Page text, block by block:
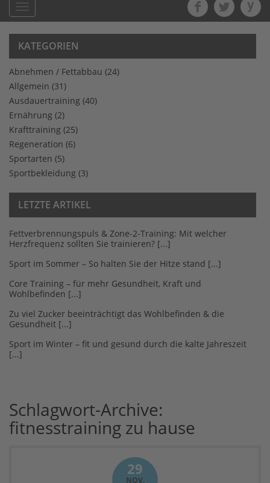
Toggle
navigation
KATEGORIEN
Abnehmen / Fettabbau (24)
Allgemein (31)
Ausdauertraining (40)
Ernährung (2)
Krafttraining (25)
Regeneration (6)
Sportarten (5)
Sportbekleidung (3)
LETZTE ARTIKEL
Fettverbrennungspuls & Zone-2-Training: Mit welcher
Herzfrequenz sollten Sie trainieren?
Sport im Sommer – So halten Sie der Hitze stand
Core Training – für mehr Gesundheit, Kraft und
Wohlbefinden
Zu viel Zucker beeinträchtigt das Wohlbefinden & die
Gesundheit
Sport im Winter – fit und gesund durch die kalte Jahreszeit
Schlagwort-Archive:
fitnesstraining zu hause
29
NOV.